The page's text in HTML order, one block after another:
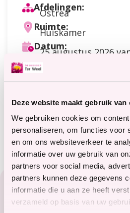
Deze website maakt gebruik van
We gebruiken cookies om
personaliseren, om functies voor
en om ons websiteverkeer te
informatie over uw gebruik van
partners voor social media,
partners kunnen deze gegevens
informatie die u aan ze heeft
verzameld op basis van uw
Afdelingen:
Ostrea
Ruimte:
Huiskamer
Datum:
25 augustus 2026
16:00 uur
Doelgroep:
Cliënten
Soort activiteit:
Cliniclowns /
Meer informatie?
Footer
Zorg in het